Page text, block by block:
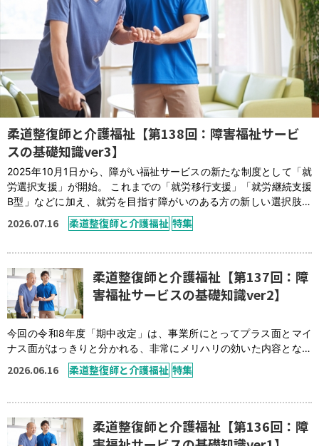
柔道整復師と介護福祉【第138回：障害福祉サービ
スの基礎知識ver3】
2025年10月1日から、障がい福祉サービスの新たな制度として「就
労選択支援」が開始。 これまでの「就労移行支援」「就労継続支援
B型」などに加え、就労を目指す障がいのある方の新しい選択肢と
して注目されています。この制度の概要から対象者、既存サービス
との違いまで解説します。 就労選択支援とは 就労選択支援とは、一
2026.07.16 柔道整復師と介護福祉 特集
柔道整復師と介護福祉【第137回：障
害福祉サービスの基礎知識ver2】
今回の令和8年度「期中改定」は、事業所にとってプラス面とマイ
ナス面がはっきりと分かれる、非常にメリハリの効いた内容となっ
ています。処遇改善の拡大により、現場を支える幅広いスタッフの
賃上げ（ベースアップ）が大きく前進します。 就労継続支援B型、
す。 特に、令和8年（2026年）6月 […]
2026.06.16 柔道整復師と介護福祉 特集
柔道整復師と介護福祉【第136回：障